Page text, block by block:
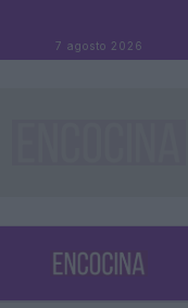
7 agosto 2026